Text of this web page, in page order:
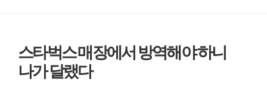
스타벅스 매장에서 방역해야 하니
나가 달랬다